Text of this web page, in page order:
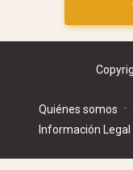
Quiénes somos ·
Información Legal